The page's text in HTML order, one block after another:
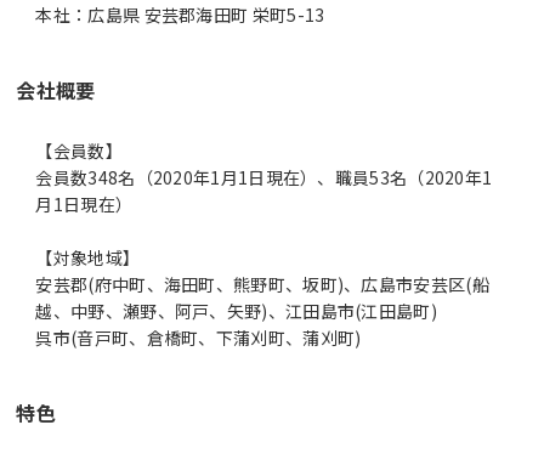
本社：広島県 安芸郡海田町 栄町5-13
会社概要
【会員数】
会員数348名（2020年1月1日現在）、職員53名（2020年1
月1日現在）
【対象地域】
安芸郡(府中町、海田町、熊野町、坂町)、広島市安芸区(船
越、中野、瀬野、阿戸、矢野)、江田島市(江田島町)
呉市(音戸町、倉橋町、下蒲刈町、蒲刈町)
特色